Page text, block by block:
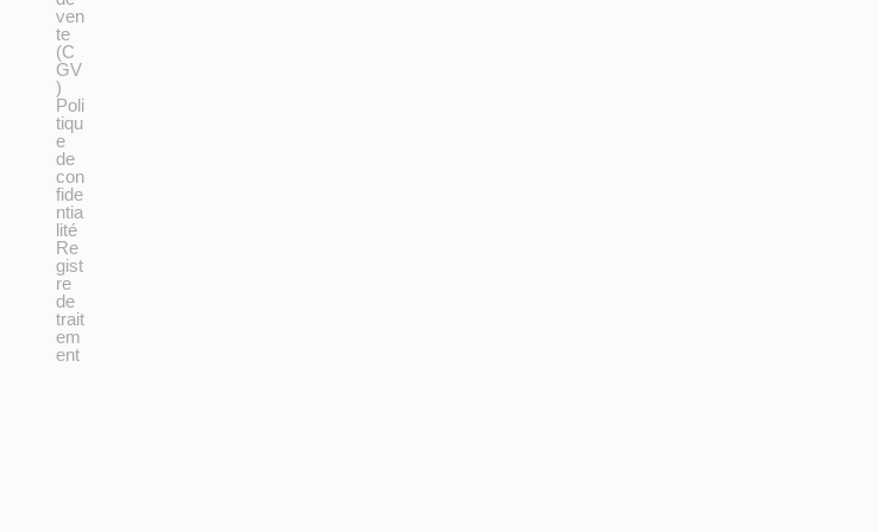
ven
te
(C
GV
)
Poli
tiqu
e
de
con
fide
ntia
lité
Re
gist
re
de
trait
em
ent